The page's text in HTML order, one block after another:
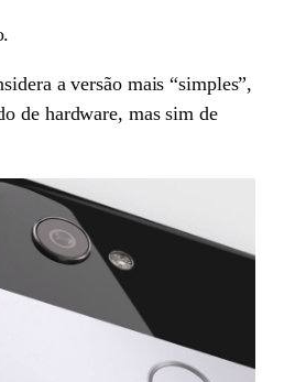
a versão mais “simples”,
de hardware, mas sim de